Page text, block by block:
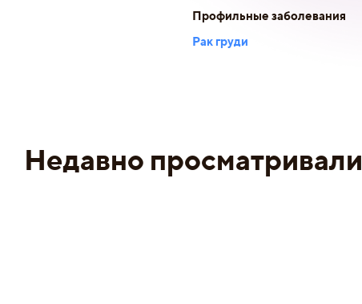
Профильные заболевания
Рак груди
Недавно просматривали